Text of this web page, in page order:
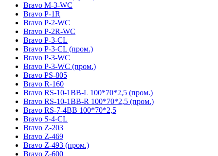
Bravo M-3-WC
Bravo P-1R
Bravo P-2-WC
Bravo P-2R-WC
Bravo P-3-CL
Bravo P-3-CL (пром.)
Bravo P-3-WC
Bravo P-3-WC (пром.)
Bravo PS-805
Bravo R-160
Bravo RS-10-1BB-L 100*70*2,5 (пром.)
Bravo RS-10-1BB-R 100*70*2,5 (пром.)
Bravo RS-7-4BB 100*70*2,5
Bravo S-4-CL
Bravo Z-203
Bravo Z-469
Bravo Z-493 (пром.)
Bravo Z-600